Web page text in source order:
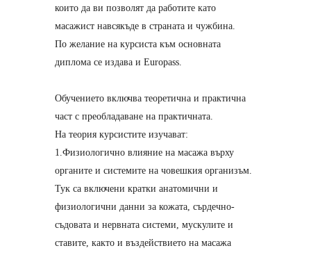
които да ви позволят да работите като
масажист навсякъде в страната и чужбина.
По желание на курсиста към основната
диплома се издава и Europass.
Обучението включва теоретична и практична
част с преобладаване на практичната.
На теория курсистите изучават:
1.Физиологично влияние на масажа върху
органите и системите на човешкия организъм.
Тук са включени кратки анатомични и
физиологични данни за кожата, сърдечно-
съдовата и нервната системи, мускулите и
ставите, както и въздействието на масажа